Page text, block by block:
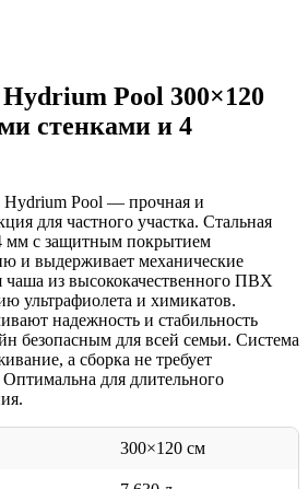
Pool 300×120
стенками и 4
Hydrium Pool — прочная и
для частного участка. Стальная
мм с защитным покрытием
и выдерживает механические
чаша из высококачественного ПВХ
ультрафиолета и химикатов.
надежность и стабильность
безопасным для всей семьи. Система
а сборка не требует
для длительного
300×120 см